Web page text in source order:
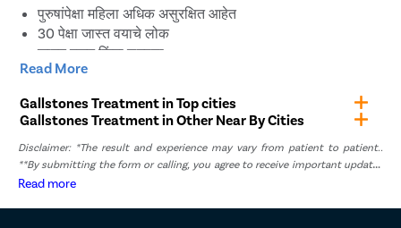
पुरुषांपेक्षा महिला अधिक असुरक्षित आहेत
30 पेक्षा जास्त वयाचे लोक
जास्त वजन किंवा लठ्ठपणा
ज्या लोकांचे वजन अचानक किंवा वेगाने कमी झाले
गर्भनिरोधक गोळ्या घेणार्‍या महिला
पित्त खडे किंवा मधुमेहाचा कौटुंबिक इतिहास असलेले लोक
यकृत रोग असलेले लोक
पित्ताशयातील दगडांवर उपचार न केल्यास काय
Read More
Gallstones Treatment in Top cities
Gallstones Treatment in Other Near By Cities
Disclaimer: *The result and experience may vary from patient to patient..
**By submitting the form or calling, you agree to receive important updates
and marketing communications.
Read more